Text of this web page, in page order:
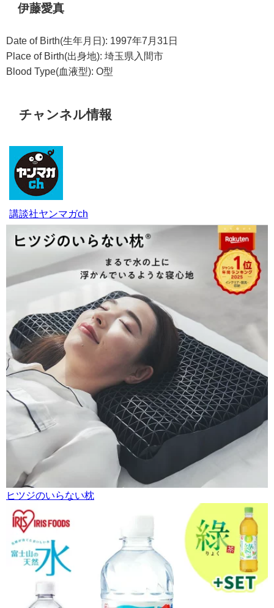
伊藤愛真
Date of Birth(生年月日): 1997年7月31日
Place of Birth(出身地): 埼玉県入間市
Blood Type(血液型): O型
チャンネル情報
講談社ヤンマガch
ヒツジのいらない枕